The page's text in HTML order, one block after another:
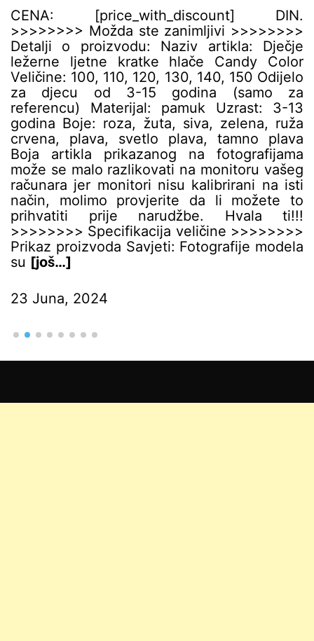
– DEČIJE PANTALONE
CENA: [price_with_discount] DIN.
>>>>>>>> Možda ste zanimljivi >>>>>>>>
Detalji o proizvodu: Naziv artikla: Dječje
ležerne ljetne kratke hlače Candy Color
Veličine: 100, 110, 120, 130, 140, 150 Odijelo
za djecu od 3-15 godina (samo za
referencu) Materijal: pamuk Uzrast: 3-13
godina Boje: roza, žuta, siva, zelena, ruža
crvena, plava, svetlo plava, tamno plava
Boja artikla prikazanog na fotografijama
može se malo razlikovati na monitoru vašeg
računara jer monitori nisu kalibrirani na isti
način, molimo provjerite da li možete to
prihvatiti prije narudžbe. Hvala ti!!!
>>>>>>>> Specifikacija veličine >>>>>>>>
Prikaz proizvoda Savjeti: Fotografije modela
su [još…]
23 Juna, 2024